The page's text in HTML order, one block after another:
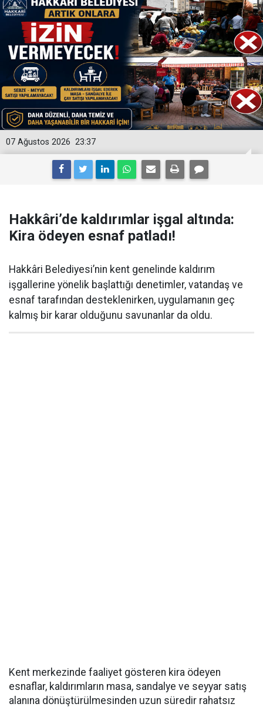
23:37
07 Ağustos 2026
Hakkâri’de kaldırımlar işgal altında:
Kira ödeyen esnaf patladı!
Hakkâri Belediyesi’nin kent genelinde kaldırım
işgallerine yönelik başlattığı denetimler, vatandaş ve
esnaf tarafından desteklenirken, uygulamanın geç
kalmış bir karar olduğunu savunanlar da oldu.
Kent merkezinde faaliyet gösteren kira ödeyen
esnaflar, kaldırımların masa, sandalye ve seyyar satış
alanına dönüştürülmesinden uzun süredir rahatsız